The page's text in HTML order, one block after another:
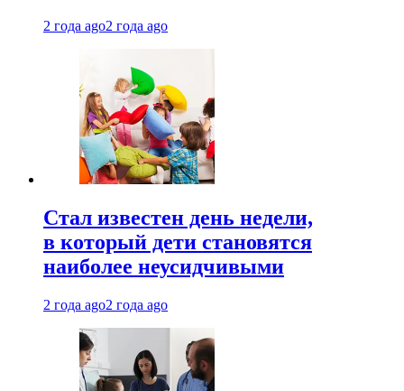
2 года ago2 года ago
Стал известен день недели,
в который дети становятся
наиболее неусидчивыми
2 года ago2 года ago